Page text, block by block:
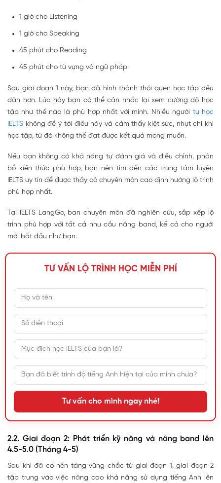
1 giờ cho Listening
1 giờ cho Speaking
45 phút cho Reading
45 phút cho từ vựng và ngữ pháp
Sau giai đoạn 1 này, bạn đã hình thành thói quen học tập đều
đặn hơn. Lúc này bạn có thể cân nhắc lại xem cường độ học
tập như thế nào là phù hợp nhất với mình. Nhiều người tự học
IELTS không để ý tới điều này và cảm thấy kiệt sức, nhụt chí khi
học tập, từ đó không thể đạt được kết quả mong muốn.
Nếu bạn không có khả năng tự đánh giá và điều chỉnh, phân
bổ kiến thức phù hợp, bạn nên tìm đến các trung tâm luyện
IELTS uy tín để được thầy cô chuyên môn cao định hướng lộ trình
phù hợp nhất.
Tại IELTS LangGo, ban chuyên môn đã nghiên cứu, sắp xếp lộ
trình phù hợp với tất cả nhu cầu nâng band, kể cả cho người
mới bắt đầu như bạn.
TƯ VẤN LỘ TRÌNH HỌC MIỄN PHÍ
Tư vấn cho mình ngay nhé!
2.2. Giai đoạn 2: Phát triển kỹ năng và nâng band lên
4.5-5.0 (Tháng 4-5)
Sau khi đã có nền tảng vững chắc từ giai đoạn 1, giai đoạn 2
tập trung vào việc nâng cao khả năng sử dụng tiếng Anh lên